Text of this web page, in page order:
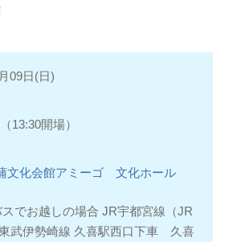
09日(日)
13:30開場）
文化会館アミーゴ 文化ホール
でお越しの場合 JR宇都宮線（JR
武伊勢崎線 久喜駅西口下車 久喜